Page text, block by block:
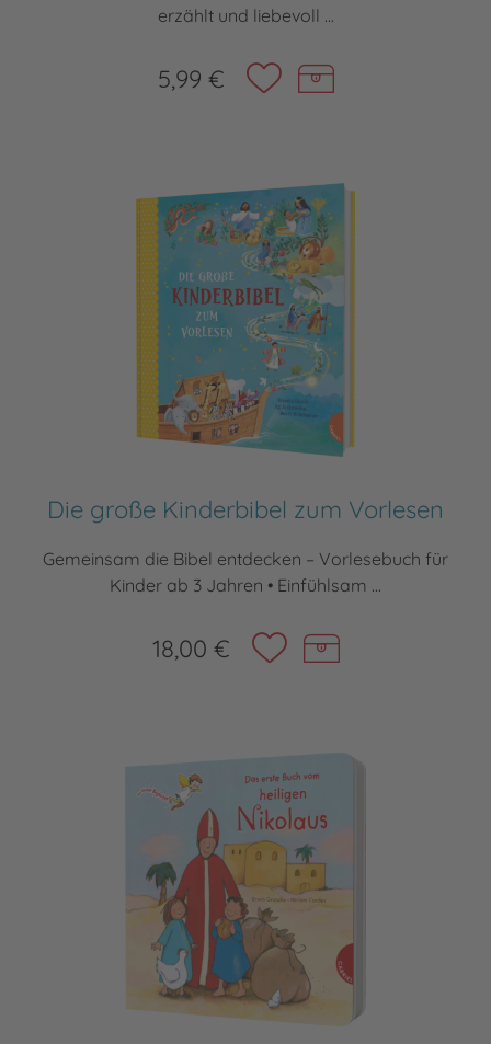
erzählt und liebevoll ...
5,99 €
Die große Kinderbibel zum Vorlesen
Gemeinsam die Bibel entdecken – Vorlesebuch für
Kinder ab 3 Jahren • Einfühlsam ...
18,00 €